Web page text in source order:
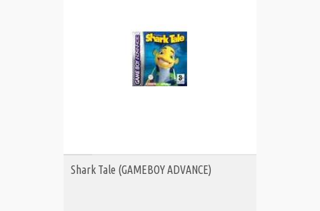
ΑΓΟΡΑ MET.
Shark Tale (GAMEBOY ADVANCE)